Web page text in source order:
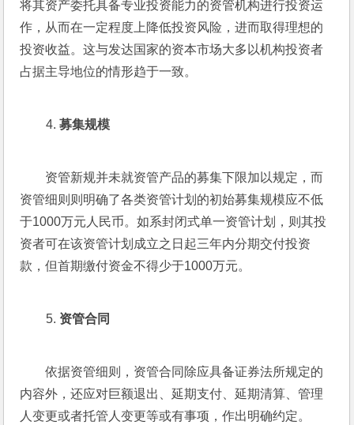
将其资产委托具备专业投资能力的资管机构进行投资运
作，从而在一定程度上降低投资风险，进而取得理想的
投资收益。这与发达国家的资本市场大多以机构投资者
占据主导地位的情形趋于一致。
募集规模
资管新规并未就资管产品的募集下限加以规定，而
资管细则则明确了各类资管计划的初始募集规模应不低
于1000万元人民币。如系封闭式单一资管计划，则其投
资者可在该资管计划成立之日起三年内分期交付投资
款，但首期缴付资金不得少于1000万元。
资管合同
依据资管细则，资管合同除应具备证券法所规定的
内容外，还应对巨额退出、延期支付、延期清算、管理
人变更或者托管人变更等或有事项，作出明确约定。